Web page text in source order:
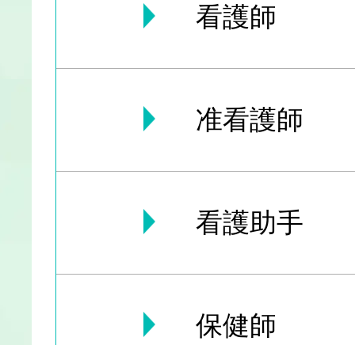
看護師
准看護師
看護助手
保健師